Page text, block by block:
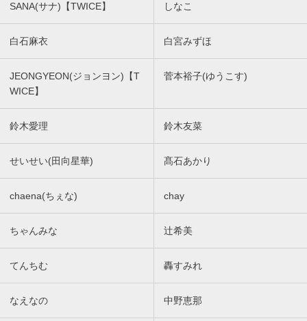
SANA(サナ)【TWICE】 しなこ
白石麻衣 白宮みずほ
JEONGYEON(ジョンヨン)【T
WICE】
菅本裕子(ゆうこす)
鈴木愛理 鈴木友菜
せいせい(田向星華) 髙石あかり
chaena(ちぇな) chay
ちゃんみな 辻希美
てんちむ 轟すみれ
なえなの 中野恵那